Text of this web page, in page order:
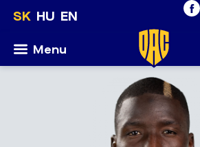
SK HU EN
Menu